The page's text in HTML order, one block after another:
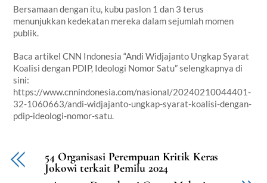
Bersamaan dengan itu, kubu paslon 1 dan 3 terus
menunjukkan kedekatan mereka dalam sejumlah momen
publik.
Baca artikel CNN Indonesia “Andi Widjajanto Ungkap Syarat
Koalisi dengan PDIP, Ideologi Nomor Satu” selengkapnya di
sini:
https://www.cnnindonesia.com/nasional/20240210044401-
32-1060663/andi-widjajanto-ungkap-syarat-koalisi-dengan-
pdip-ideologi-nomor-satu.
54 Organisasi Perempuan Kritik Keras
Jokowi terkait Pemilu 2024